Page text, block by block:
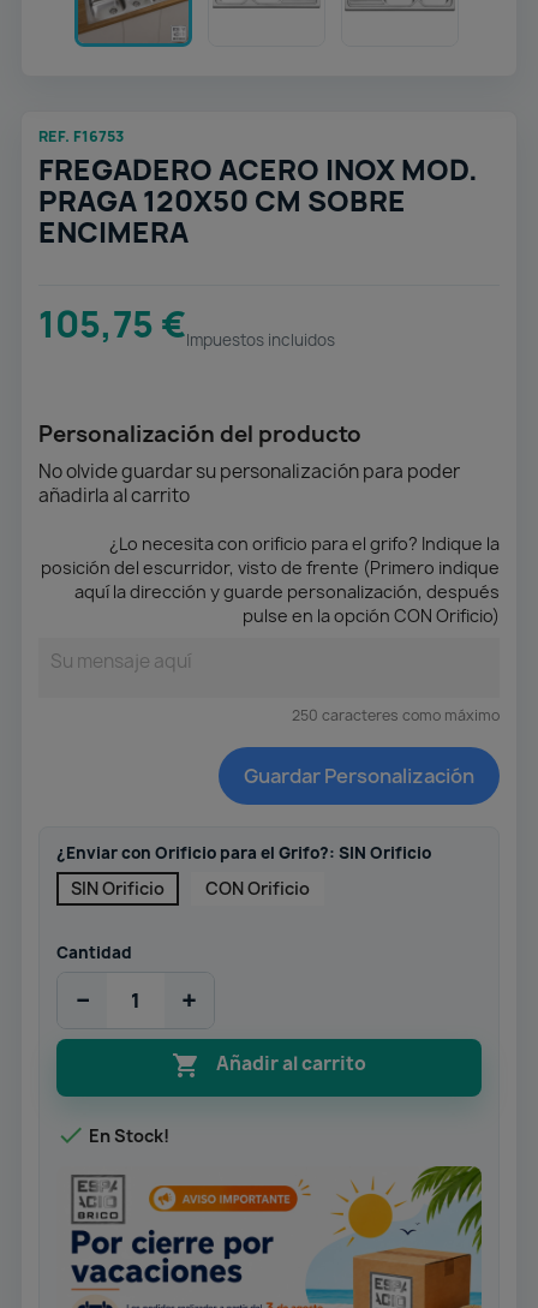
REF. F16753
FREGADERO ACERO INOX MOD.
PRAGA 120X50 CM SOBRE
ENCIMERA
105,75 €Impuestos incluidos
Personalización del producto
No olvide guardar su personalización para poder
añadirla al carrito
¿Lo necesita con orificio para el grifo? Indique la
posición del escurridor, visto de frente (Primero indique
aquí la dirección y guarde personalización, después
pulse en la opción CON Orificio)
250 caracteres como máximo
Guardar Personalización
¿Enviar con Orificio para el Grifo?: SIN Orificio
SIN Orificio CON Orificio
Cantidad
− +
 Añadir al carrito
 En Stock!